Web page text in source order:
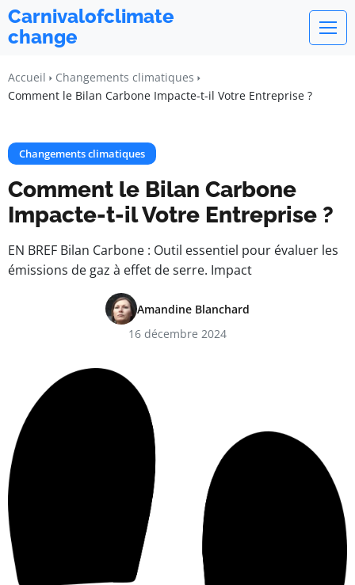
Carnivalofclimate
change
Accueil
Changements climatiques
Comment le Bilan Carbone Impacte-t-il Votre Entreprise ?
Changements climatiques
Comment le Bilan Carbone
Impacte-t-il Votre Entreprise ?
EN BREF Bilan Carbone : Outil essentiel pour évaluer les
émissions de gaz à effet de serre. Impact
Amandine Blanchard
16 décembre 2024